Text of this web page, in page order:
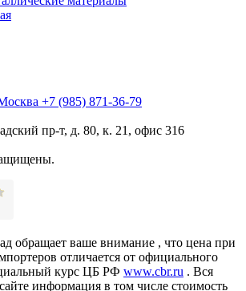
+7 (985) 871-36-79
пр-т, д. 80, к. 21, офис 316
обращает ваше внимание , что цена при
отличается от официального
курс ЦБ РФ www.cbr.ru . Вся
информация в том числе стоимость